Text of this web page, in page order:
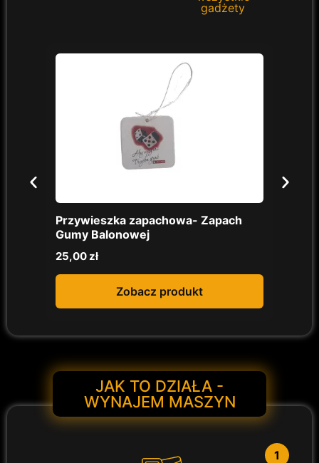
gadżety
Przywieszka zapachowa- Zapach
Gumy Balonowej
25,00 zł
Zobacz produkt
JAK TO DZIAŁA -
WYNAJEM MASZYN
1